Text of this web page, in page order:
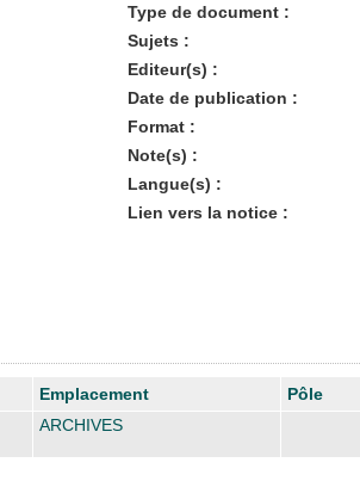
Type de document :
Sujets :
Editeur(s) :
Date de publication :
Format :
Note(s) :
Langue(s) :
Lien vers la notice :
Emplacement Pôle
ARCHIVES